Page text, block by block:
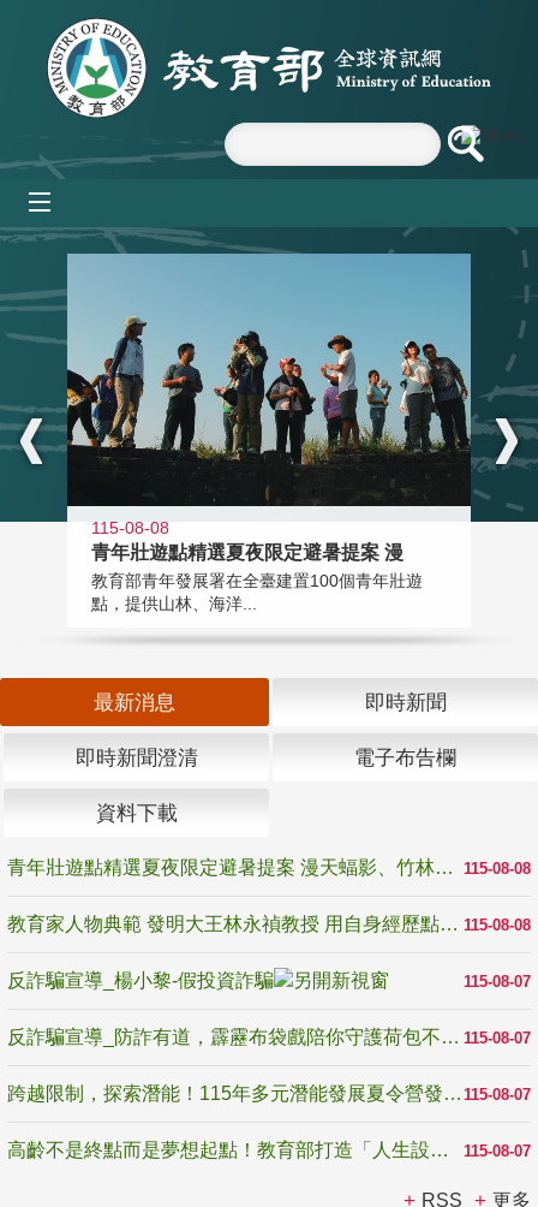
跳到主要內容區塊
:::
115-08-08
青年壯遊點精選夏夜限定避暑提案 漫
教育部青年發展署在全臺建置100個青年壯遊
點，提供山林、海洋...
最新消息 即時新聞
即時新聞澄清 電子布告欄
資料下載
115-08-08
青年壯遊點精選夏夜限定避暑提案 漫天蝠影、竹林尋蛙、茶香夜觀 邀青年暮色出發
115-08-08
教育家人物典範 發明大王林永禎教授 用自身經歷點亮學生的路
115-08-07
反詐騙宣導_楊小黎-假投資詐騙
115-08-07
反詐騙宣導_防詐有道，霹靂布袋戲陪你守護荷包不受騙
115-08-07
跨越限制，探索潛能！115年多元潛能發展夏令營發掘生命無限可能
115-08-07
高齡不是終點而是夢想起點！教育部打造「人生設計夢工場」 參展第3屆高齡健康產業博覽會
RSS 更多